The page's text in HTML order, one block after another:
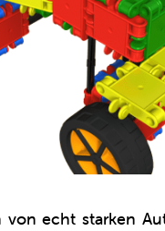
von echt starken